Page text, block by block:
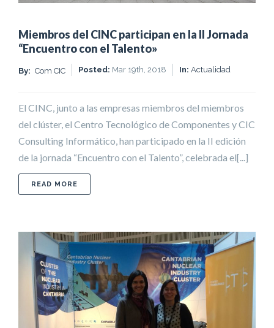
Miembros del CINC participan en la II Jornada
“Encuentro con el Talento»
By: Com CIC Posted: Mar 19th, 2018 In: Actualidad
El CINC, junto a las empresas miembros del miembros
del clúster, el Centro Tecnológico de Componentes y CIC
Consulting Informático, han participado en la II edición
de la jornada “Encuentro con el Talento”, celebrada el[...]
READ MORE